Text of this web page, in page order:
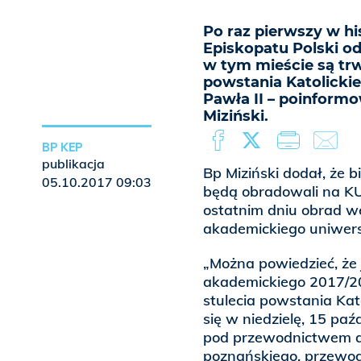
Po raz pierwszy w
Episkopatu Polski
w tym mieście są
powstania
Pawła II –
Miziński.
Bp Miziński dodał, że
będą obradowali na
ostatnim dniu obrad
akademickiego
„Można powiedzieć,
akademickiego 2017/
stulecia powstania
się w niedzielę, 15
pod przewodnictwem
poznańskiego,
BP KEP
publikacja
05.10.2017 09:03